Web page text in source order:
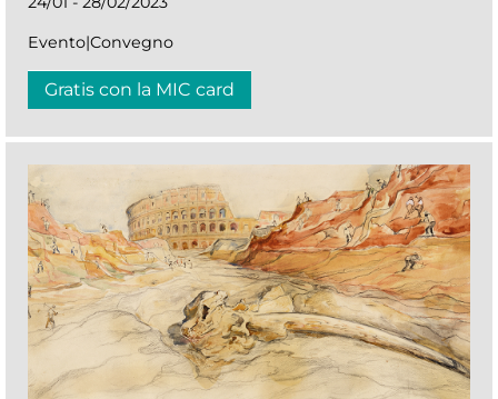
Evento|Convegno
Gratis con la MIC card